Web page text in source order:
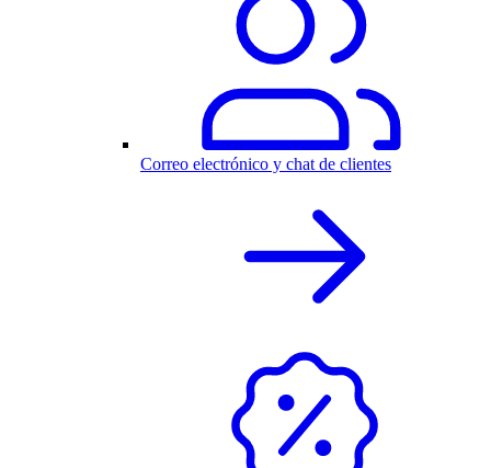
Correo electrónico y chat de clientes